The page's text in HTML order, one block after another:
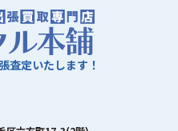
査定いたします！